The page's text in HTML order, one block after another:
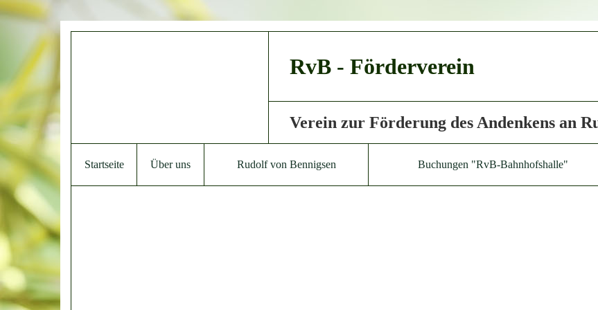
RvB - Förderverein
Verein zur Förderung des Andenkens an
Startseite Über uns Rudolf von Bennigsen Buchungen "RvB-Bahnhofshalle"